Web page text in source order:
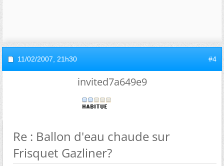
11/02/2007, 21h30 #4
invited7a649e9
Re : Ballon d'eau chaude sur
Frisquet Gazliner?